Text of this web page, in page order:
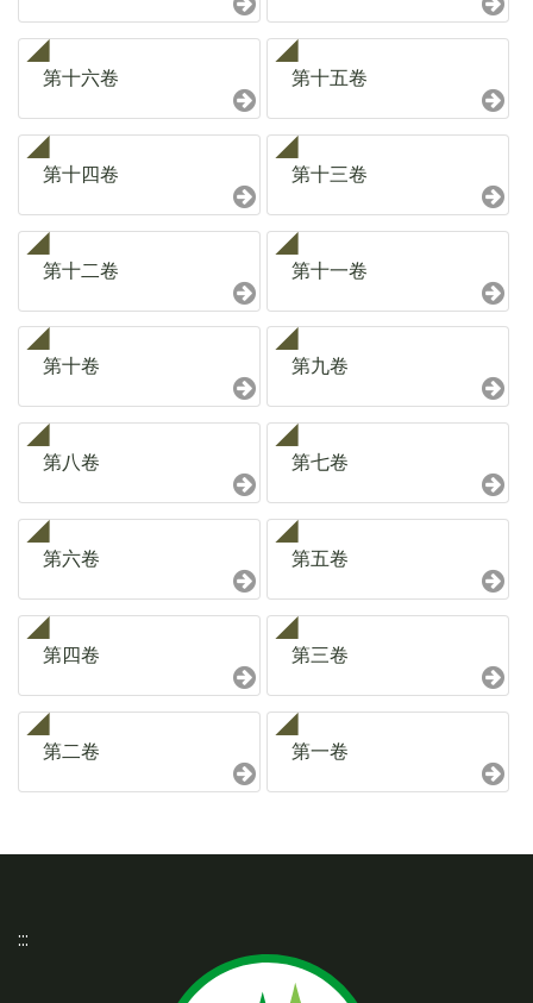
第十六卷 第十五卷
第十四卷 第十三卷
第十二卷 第十一卷
第十卷 第九卷
第八卷 第七卷
第六卷 第五卷
第四卷 第三卷
第二卷 第一卷
:::